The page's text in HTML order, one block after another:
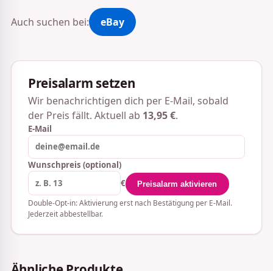
Auch suchen bei: eBay
Preisalarm setzen
Wir benachrichtigen dich per E-Mail, sobald
der Preis fällt. Aktuell ab 13,95 €.
E-Mail
Wunschpreis (optional)
€
Preisalarm aktivieren
Double-Opt-in: Aktivierung erst nach Bestätigung per E-Mail.
Jederzeit abbestellbar.